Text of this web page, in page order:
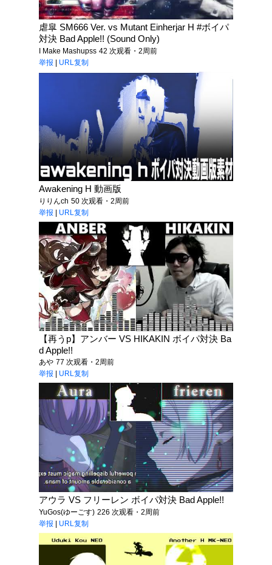
虐皐 SM666 Ver. vs Mutant Einherjar H #ボイパ
対決 Bad Apple!! (Sound Only)
I Make Mashupss 42 次观看・2周前
举报
URL复制
Awakening H 動画版
りりんch 50 次观看・2周前
举报
URL复制
【再うp】アンバー VS HIKAKIN ボイパ対決 Ba
d Apple!!
あや 77 次观看・2周前
举报
URL复制
アウラ VS フリーレン ボイパ対決 Bad Apple!!
YuGos(ゆーごす) 226 次观看・2周前
举报
URL复制